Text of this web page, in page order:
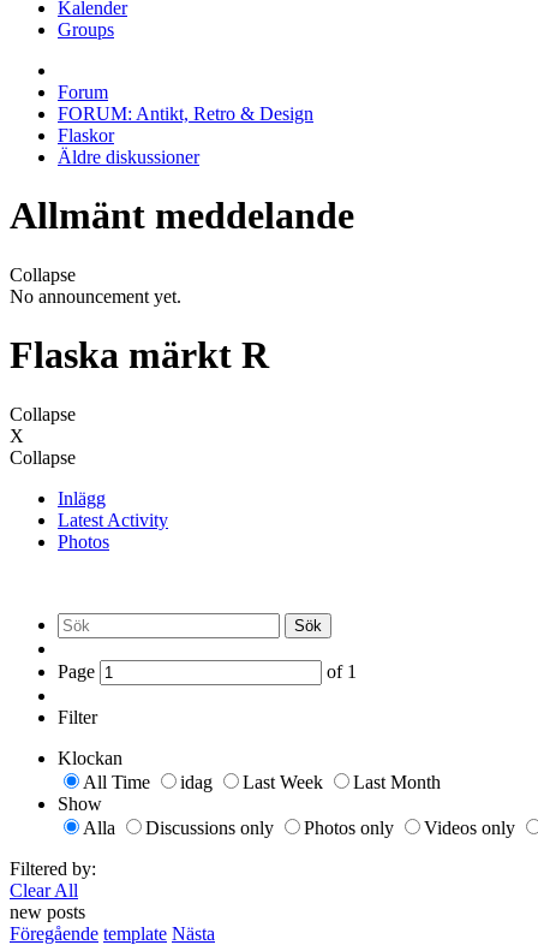
Kalender
Groups
Forum
FORUM: Antikt, Retro & Design
Flaskor
Äldre diskussioner
Allmänt meddelande
Collapse
No announcement yet.
Flaska märkt R
Collapse
X
Collapse
Inlägg
Latest Activity
Photos
Sök
Page of 1
Filter
Klockan
All Time
idag Last Week
Last Month
Show
Alla
Discussions only Photos only Videos only
Filtered by:
Clear All
new posts
Föregående template Nästa